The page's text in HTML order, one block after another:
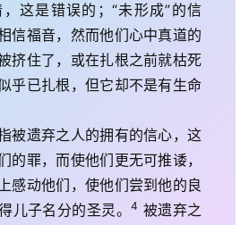
这是错误的；“未形成”的信
信福音，然而他们心中真道的
挤住了，或在扎根之前就枯死
乎已扎根，但它却不是有生命
被遗弃之人的拥有的信心，这
的罪，而使他们更无可推诿，
感动他们，使他们尝到他的良
儿子名分的圣灵。4 被遗弃之